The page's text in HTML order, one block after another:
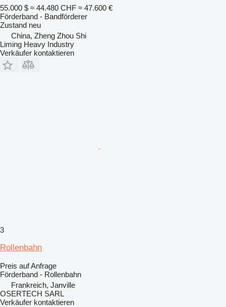
55.000 $ ≈ 44.480 CHF ≈ 47.600 €
Förderband - Bandförderer
Zustand neu
China, Zheng Zhou Shi
Liming Heavy Industry
Verkäufer kontaktieren
3
Rollenbahn
Preis auf Anfrage
Förderband - Rollenbahn
Frankreich, Janville
OSERTECH SARL
Verkäufer kontaktieren